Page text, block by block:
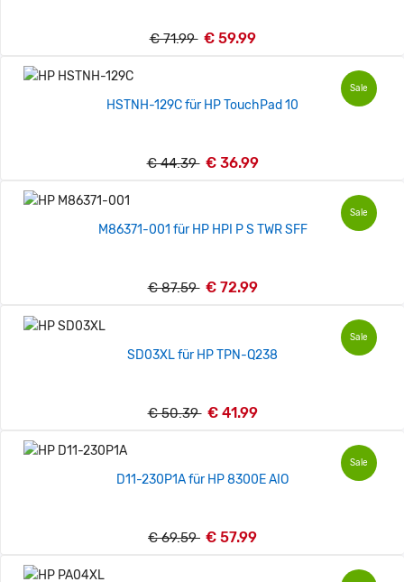
€ 71.99 € 59.99
Sale
HSTNH-129C für HP TouchPad 10
€ 44.39 € 36.99
Sale
M86371-001 für HP HPI P S TWR SFF
€ 87.59 € 72.99
Sale
SD03XL für HP TPN-Q238
€ 50.39 € 41.99
Sale
D11-230P1A für HP 8300E AIO
€ 69.59 € 57.99